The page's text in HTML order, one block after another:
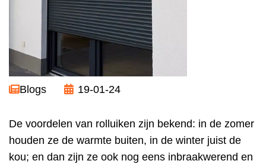
Blogs 19-01-24
De voordelen van rolluiken zijn bekend: in de zomer
houden ze de warmte buiten, in de winter juist de
kou; en dan zijn ze ook nog eens inbraakwerend en